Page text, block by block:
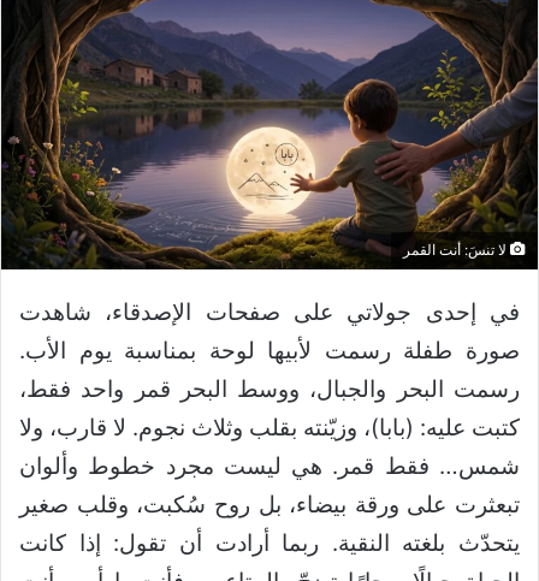
لا تنسَ: أنت القمر
في إحدى جولاتي على صفحات الإصدقاء، شاهدت
صورة طفلة رسمت لأبيها لوحة بمناسبة يوم الأب.
رسمت البحر والجبال، ووسط البحر قمر واحد فقط،
كتبت عليه: (بابا)، وزيّنته بقلب وثلاث نجوم. لا قارب، ولا
شمس… فقط قمر. هي ليست مجرد خطوط وألوان
تبعثرت على ورقة بيضاء، بل روح سُكبت، وقلب صغير
يتحدّث بلغته النقية. ربما أرادت أن تقول: إذا كانت